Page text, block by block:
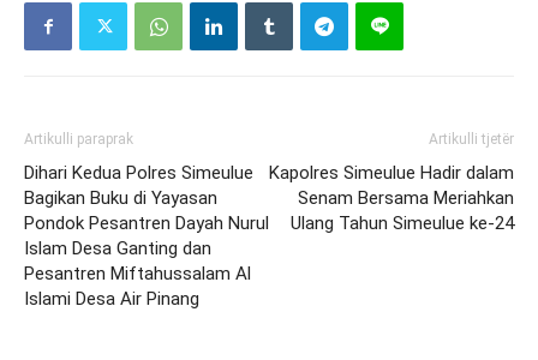
Artikulli paraprak
Dihari Kedua Polres Simeulue
Bagikan Buku di Yayasan
Pondok Pesantren Dayah Nurul
Islam Desa Ganting dan
Pesantren Miftahussalam Al
Islami Desa Air Pinang
Artikulli tjetër
Kapolres Simeulue Hadir dalam
Senam Bersama Meriahkan
Ulang Tahun Simeulue ke-24